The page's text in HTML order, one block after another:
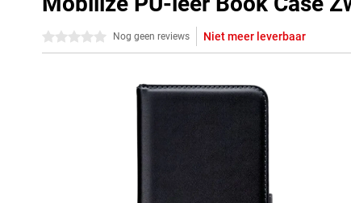
0 sterren Nog geen reviews Niet meer leverbaar